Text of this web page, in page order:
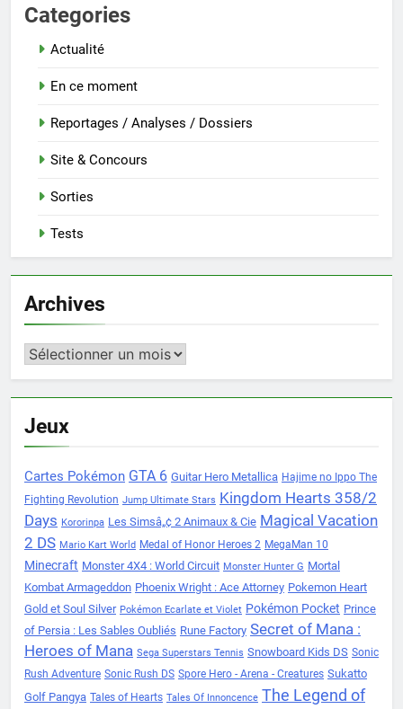
Categories
Actualité
En ce moment
Reportages / Analyses / Dossiers
Site & Concours
Sorties
Tests
Archives
Archives
Jeux
Cartes Pokémon GTA 6 Guitar Hero Metallica Hajime no Ippo The
Fighting Revolution Jump Ultimate Stars Kingdom Hearts 358/2
Days Kororinpa Les Simsâ„¢ 2 Animaux & Cie Magical Vacation
2 DS Mario Kart World Medal of Honor Heroes 2 MegaMan 10
Minecraft Monster 4X4 : World Circuit Monster Hunter G Mortal
Kombat Armageddon Phoenix Wright : Ace Attorney Pokemon Heart
Gold et Soul Silver Pokémon Ecarlate et Violet Pokémon Pocket Prince
of Persia : Les Sables Oubliés Rune Factory Secret of Mana :
Heroes of Mana Sega Superstars Tennis Snowboard Kids DS Sonic
Rush Adventure Sonic Rush DS Spore Hero - Arena - Creatures Sukatto
Golf Pangya Tales of Hearts Tales Of Innoncence The Legend of